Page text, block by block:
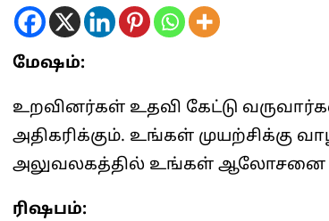
மேஷம்:
உறவினர்கள் உதவி கேட்டு
அதிகரிக்கும். உங்கள் முயற்சிக்கு
அலுவலகத்தில் உங்கள் ஆலோசனை
ரிஷபம்: